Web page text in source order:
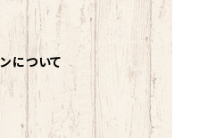
について